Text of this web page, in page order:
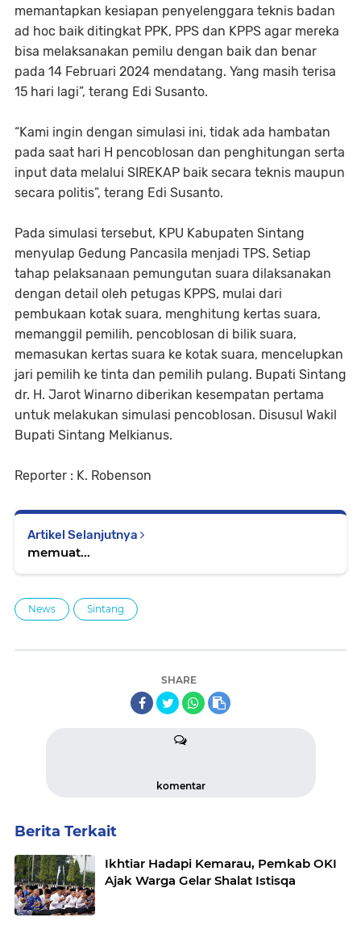
memantapkan kesiapan penyelenggara teknis badan
ad hoc baik ditingkat PPK, PPS dan KPPS agar mereka
bisa melaksanakan pemilu dengan baik dan benar
pada 14 Februari 2024 mendatang. Yang masih terisa
15 hari lagi”, terang Edi Susanto.
“Kami ingin dengan simulasi ini, tidak ada hambatan
pada saat hari H pencoblosan dan penghitungan serta
input data melalui SIREKAP baik secara teknis maupun
secara politis”, terang Edi Susanto.
Pada simulasi tersebut, KPU Kabupaten Sintang
menyulap Gedung Pancasila menjadi TPS. Setiap
tahap pelaksanaan pemungutan suara dilaksanakan
dengan detail oleh petugas KPPS, mulai dari
pembukaan kotak suara, menghitung kertas suara,
memanggil pemilih, pencoblosan di bilik suara,
memasukan kertas suara ke kotak suara, mencelupkan
jari pemilih ke tinta dan pemilih pulang. Bupati Sintang
dr. H. Jarot Winarno diberikan kesempatan pertama
untuk melakukan simulasi pencoblosan. Disusul Wakil
Bupati Sintang Melkianus.
Reporter : K. Robenson
Artikel Selanjutnya
memuat...
News Sintang
SHARE
komentar
Berita Terkait
Ikhtiar Hadapi Kemarau, Pemkab OKI
Ajak Warga Gelar Shalat Istisqa